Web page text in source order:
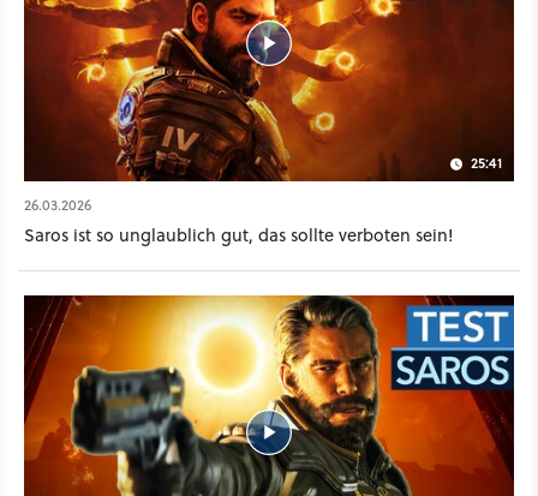
25:41
26.03.2026
Saros ist so unglaublich gut, das sollte verboten sein!